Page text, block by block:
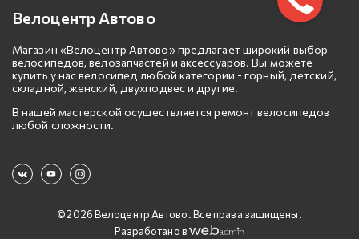
Велоцентр Автово
Магазин «Велоцентр Автово» предлагает широкий выбор
велосипедов, велозапчастей и аксессуаров. Вы можете
купить у нас велосипед любой категории - горный, детский,
складной, женский, двухподвес и другие.
В нашей мастерской осуществляется ремонт велосипедов
любой сложности.
©2026 Велоцентр Автово. Все права защищены.
Разработано в